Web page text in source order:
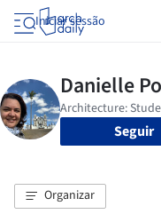
Iniciar sessão
Seguir
Organizar